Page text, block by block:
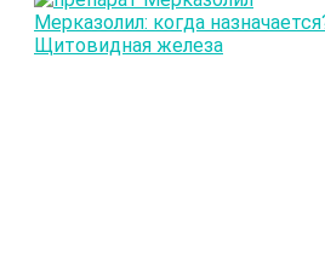
Мерказолил: когда
Щитовидная железа